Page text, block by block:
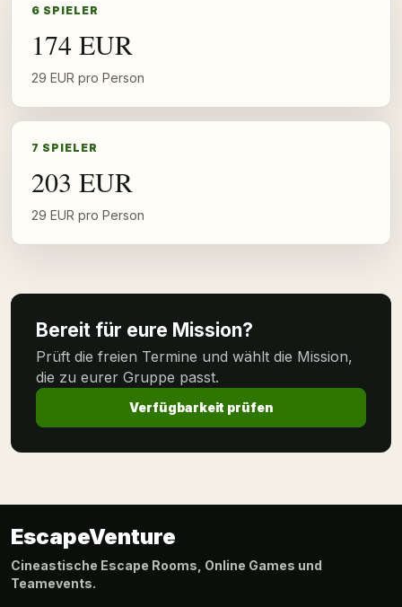
6 SPIELER
174 EUR
29 EUR pro Person
7 SPIELER
203 EUR
29 EUR pro Person
Bereit für eure Mission?
Prüft die freien Termine und wählt die Mission,
die zu eurer Gruppe passt.
Verfügbarkeit prüfen
EscapeVenture
Cineastische Escape Rooms, Online Games und
Teamevents.